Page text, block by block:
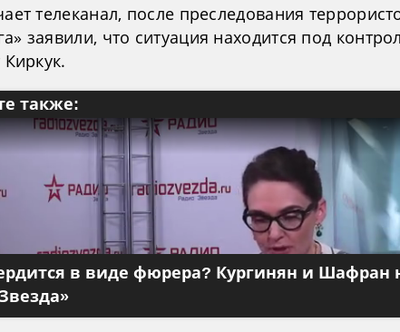
телеканал, после преследования
заявили, что ситуация находится под
Киркук.
также:
в виде фюрера? Кургинян и Шафран